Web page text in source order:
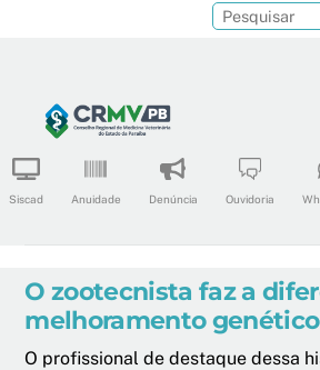
content
Siscad Anuidade Denúncia Ouvidoria
O zootecnista faz a
melhoramento
O profissional de destaque dessa